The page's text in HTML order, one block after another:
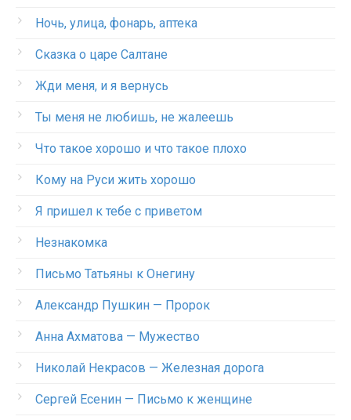
Ночь, улица, фонарь, аптека
Сказка о царе Салтане
Жди меня, и я вернусь
Ты меня не любишь, не жалеешь
Что такое хорошо и что такое плохо
Кому на Руси жить хорошо
Я пришел к тебе с приветом
Незнакомка
Письмо Татьяны к Онегину
Александр Пушкин — Пророк
Анна Ахматова — Мужество
Николай Некрасов — Железная дорога
Сергей Есенин — Письмо к женщине